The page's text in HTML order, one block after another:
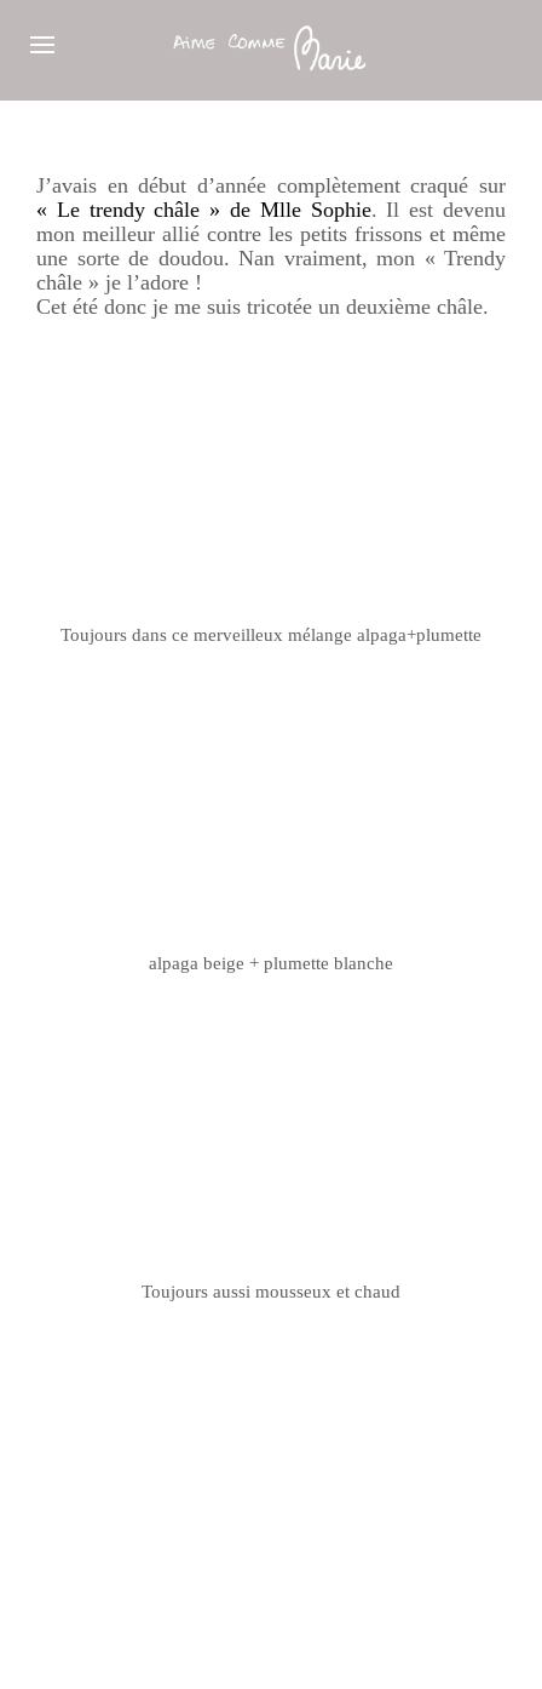
J’avais en début d’année complètement craqué sur
« Le trendychâle » de Mlle Sophie. Il est devenu
mon meilleur allié contre les petits frissons et même
une sorte de doudou. Nan vraiment, mon « Trendy
châle » je l’adore !
Cet été donc je me suis tricotée un deuxième châle.
Toujours dans ce merveilleux mélange alpaga+plumette
alpaga beige + plumette blanche
Toujours aussi mousseux et chaud